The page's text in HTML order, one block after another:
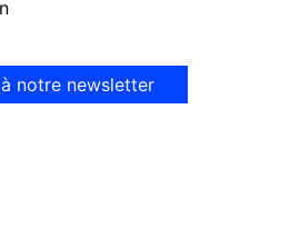
notre newsletter